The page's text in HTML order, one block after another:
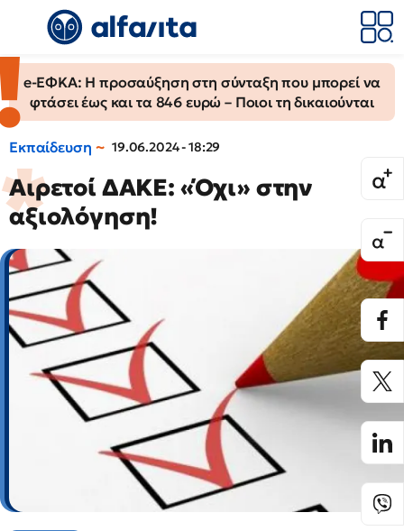
e-ΕΦΚΑ: Η προσαύξηση στη σύνταξη που μπορεί να
φτάσει έως και τα 846 ευρώ – Ποιοι τη δικαιούνται
Εκπαίδευση 19.06.2024 - 18:29
Αιρετοί ΔΑΚΕ: «Όχι» στην
αξιολόγηση!